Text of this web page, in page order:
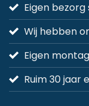
Eigen
Wij hebben
Eigen
Ruim 30 jaar